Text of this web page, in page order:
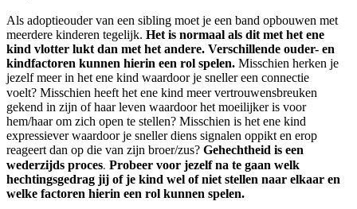
Als adoptieouder van een sibling moet je een band opbouwen met
meerdere kinderen tegelijk. Het is normaal als dit met het ene
kind vlotter lukt dan met het andere. Verschillende ouder- en
kindfactoren kunnen hierin een rol spelen. Misschien herken je
jezelf meer in het ene kind waardoor je sneller een connectie
voelt? Misschien heeft het ene kind meer vertrouwensbreuken
gekend in zijn of haar leven waardoor het moeilijker is voor
hem/haar om zich open te stellen? Misschien is het ene kind
expressiever waardoor je sneller diens signalen oppikt en erop
reageert dan op die van zijn broer/zus? Gehechtheid is een
wederzijds proces. Probeer voor jezelf na te gaan welk
hechtingsgedrag jij of je kind wel of niet stellen naar elkaar en
welke factoren hierin een rol kunnen spelen.